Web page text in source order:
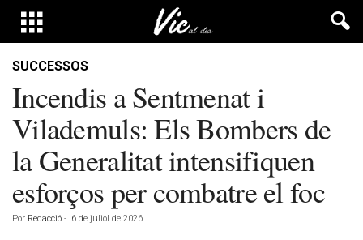
SUCCESSOS
Incendis a Sentmenat i
Vilademuls: Els Bombers de
la Generalitat intensifiquen
esforços per combatre el foc
Por Redacció - 6 de juliol de 2026